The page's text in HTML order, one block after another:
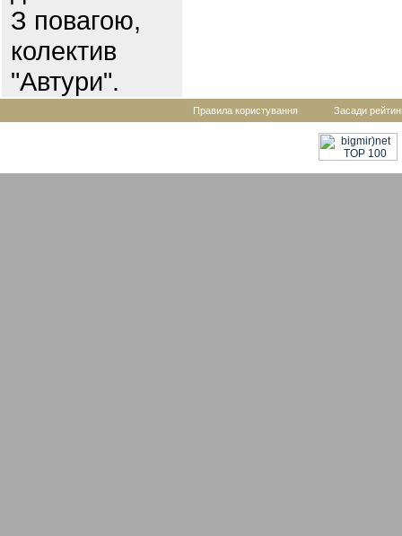
З повагою,
колектив
"Автури".
Правила користування Засади